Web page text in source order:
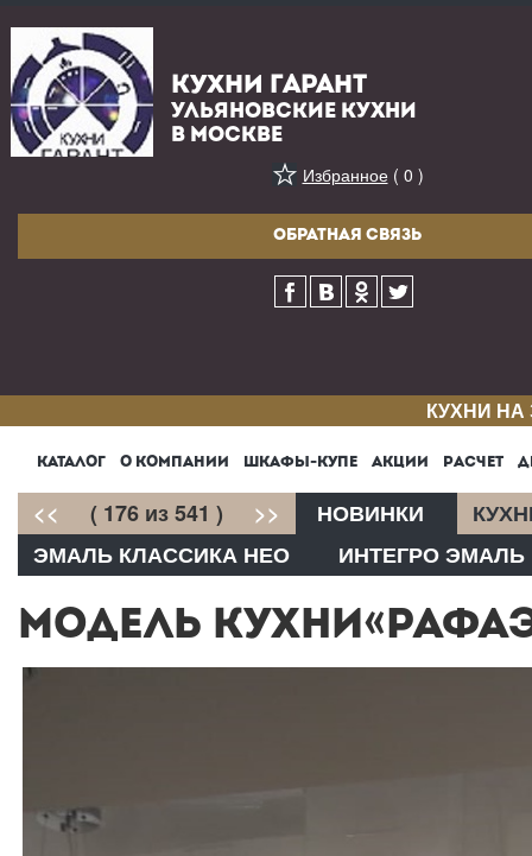
КУХНИ ГАРАНТ
УЛЬЯНОВСКИЕ КУХНИ
В МОСКВЕ
Избранное( 0 )
ОБРАТНАЯ СВЯЗЬ
КУХНИ
КАТАЛОГ О КОМПАНИИ ШКАФЫ-КУПЕ АКЦИИ РАСЧЕТ
<< ( 176 из 541 ) >> НОВИНКИ
ЭМАЛЬ КЛАССИКА НЕО
ИНТЕГРО ЭМАЛЬ
МОДЕЛЬ